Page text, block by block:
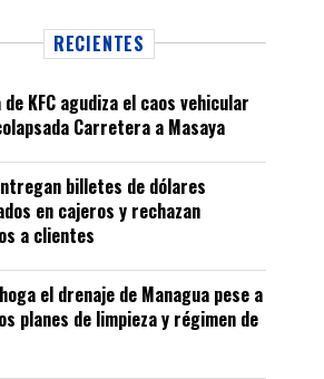
RECIENTES
KFC agudiza el caos vehicular
Carretera a Masaya
billetes de dólares
en cajeros y rechazan
a clientes
el drenaje de Managua pese a
planes de limpieza y régimen de